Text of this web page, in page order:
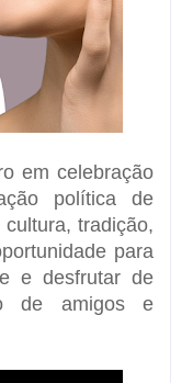
em celebração
política de
tradição,
para
e desfrutar de
de amigos e